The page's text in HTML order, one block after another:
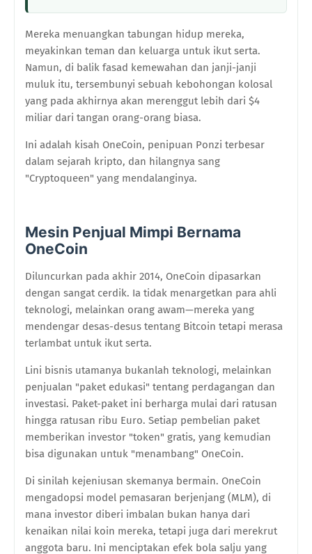
Mereka menuangkan tabungan hidup mereka,
meyakinkan teman dan keluarga untuk ikut serta.
Namun, di balik fasad kemewahan dan janji-janji
muluk itu, tersembunyi sebuah kebohongan kolosal
yang pada akhirnya akan merenggut lebih dari $4
miliar dari tangan orang-orang biasa.
Ini adalah kisah OneCoin, penipuan Ponzi terbesar
dalam sejarah kripto, dan hilangnya sang
"Cryptoqueen" yang mendalanginya.
Mesin Penjual Mimpi Bernama
OneCoin
Diluncurkan pada akhir 2014, OneCoin dipasarkan
dengan sangat cerdik. Ia tidak menargetkan para ahli
teknologi, melainkan orang awam—mereka yang
mendengar desas-desus tentang Bitcoin tetapi merasa
terlambat untuk ikut serta.
Lini bisnis utamanya bukanlah teknologi, melainkan
penjualan "paket edukasi" tentang perdagangan dan
investasi. Paket-paket ini berharga mulai dari ratusan
hingga ratusan ribu Euro. Setiap pembelian paket
memberikan investor "token" gratis, yang kemudian
bisa digunakan untuk "menambang" OneCoin.
Di sinilah kejeniusan skemanya bermain. OneCoin
mengadopsi model pemasaran berjenjang (MLM), di
mana investor diberi imbalan bukan hanya dari
kenaikan nilai koin mereka, tetapi juga dari merekrut
anggota baru. Ini menciptakan efek bola salju yang